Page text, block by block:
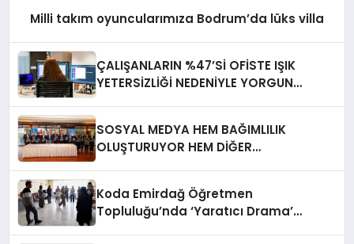
Milli takım oyuncularımıza Bodrum’da lüks villa
ÇALIŞANLARIN %47’Sİ OFİSTE IŞIK
YETERSİZLİĞİ NEDENİYLE YORGUN
SOSYAL MEDYA HEM BAĞIMLILIK
OLUŞTURUYOR HEM DİĞER
Koda Emirdağ Öğretmen
Topluluğu’nda ‘Yaratıcı Drama’